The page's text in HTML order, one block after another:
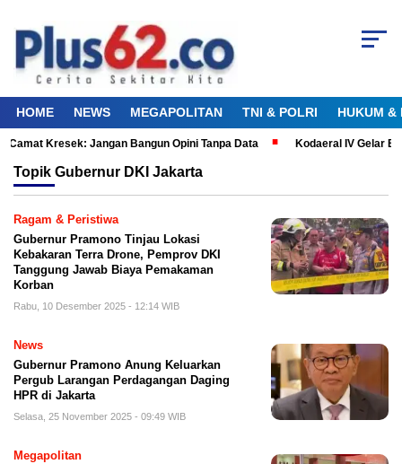
HOME NEWS MEGAPOLITAN TNI & POLRI HUKUM &
Kresek: Jangan Bangun Opini Tanpa Data Kodaeral IV Gelar
Topik Gubernur DKI Jakarta
Ragam & Peristiwa
Gubernur Pramono Tinjau Lokasi
Kebakaran Terra Drone, Pemprov DKI
Tanggung Jawab Biaya Pemakaman
Korban
Rabu, 10 Desember 2025 - 12:14 WIB
News
Gubernur Pramono Anung Keluarkan
Pergub Larangan Perdagangan Daging
HPR di Jakarta
Selasa, 25 November 2025 - 09:49 WIB
Megapolitan